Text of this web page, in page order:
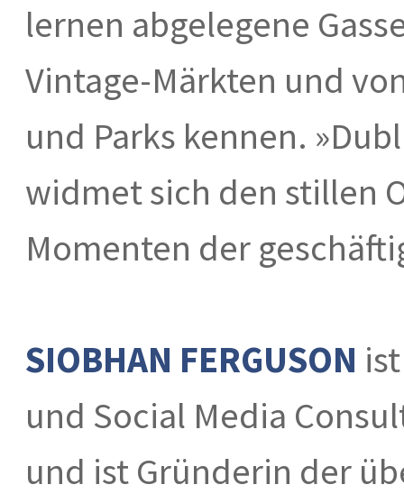
lernen abgelegene
Vintage-Märkten und
und Parks kennen.
widmet sich den stillen
Momenten der
SIOBHAN FERGUSON
und Social Media
und ist Gründerin der